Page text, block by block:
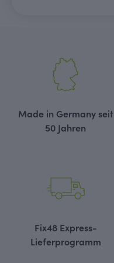
Made in Germany seit
50 Jahren
Fix48 Express-
Lieferprogramm